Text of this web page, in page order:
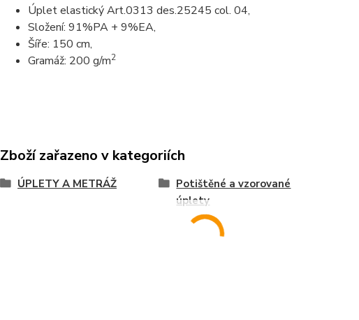
Úplet elastický Art.0313 des.25245 col. 04,
Složení: 91%PA + 9%EA,
Šíře: 150 cm,
Gramáž: 200 g/m2
Zboží zařazeno v kategoriích
ÚPLETY A METRÁŽ
Potištěné a vzorované
úplety